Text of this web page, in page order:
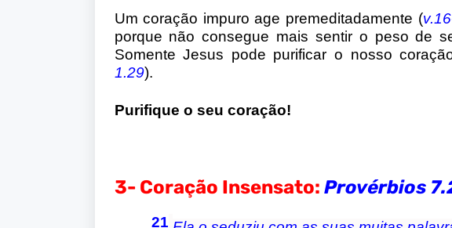
Um coração impuro age premeditadamente (
porque não consegue mais sentir o peso de
Somente Jesus pode purificar o nosso
1.29).
Purifique o seu coração!
3- Coração Insensato: Provérbios
21